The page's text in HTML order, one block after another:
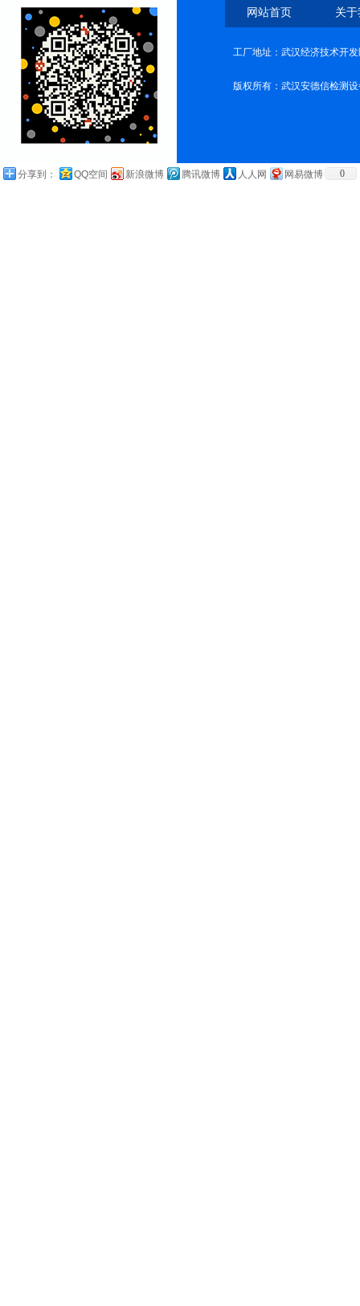
网站首页 关
工厂地址：武汉经济技术开
版权所有：武汉安德信检测
分享到： QQ空间 新浪微博 腾讯微博 人人网 网易微博 0